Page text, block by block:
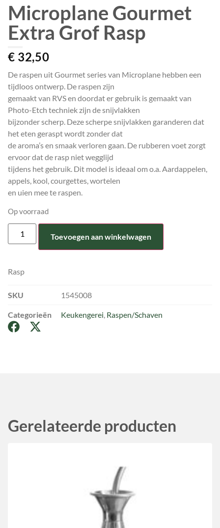
Microplane Gourmet
Extra Grof Rasp
€ 32,50
De raspen uit Gourmet series van Microplane hebben een
tijdloos ontwerp. De raspen zijn
gemaakt van RVS en doordat er gebruik is gemaakt van
Photo-Etch techniek zijn de snijvlakken
bijzonder scherp. Deze scherpe snijvlakken garanderen dat
het eten geraspt wordt zonder dat
de aroma’s en smaak verloren gaan. De rubberen voet zorgt
ervoor dat de rasp niet wegglijd
tijdens het gebruik. Dit model is ideaal om o.a. Aardappelen,
appels, kool, courgettes, wortelen
en uien mee te raspen.
Op voorraad
Toevoegen aan winkelwagen
Rasp
SKU 1545008
Categorieën Keukengerei Raspen/Schaven
Gerelateerde producten